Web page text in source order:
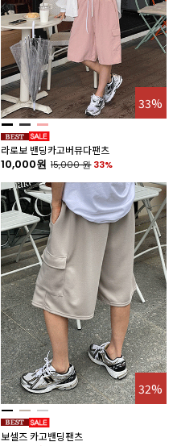
33%
라로보 밴딩카고버뮤다팬츠
10,000원 15,000원 33%
32%
보셀즈 카고밴딩팬츠